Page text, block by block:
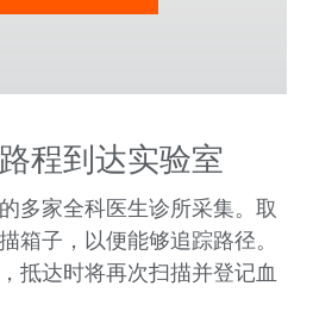
程到达实验室
多家全科医生诊所采集。取
箱子，以便能够追踪路径。
抵达时将再次扫描并登记血